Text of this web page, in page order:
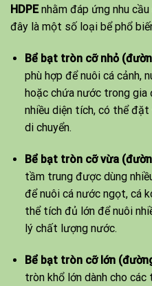
HDPEnhằm đáp ứng nhu
đây là một số loại bể phổ
Bể bạt tròn cỡ nhỏ
phù hợp để nuôi cá cảnh,
hoặc chứa nước trong gia
nhiều diện tích, có thể
di chuyển.
Bể bạt tròn cỡ vừa
tầm trung được dùng
để nuôi cá nước ngọt, cá
thể tích đủ lớn để nuôi
lý chất lượng nước.
Bể bạt tròn cỡ lớn
tròn khổ lớn dành cho